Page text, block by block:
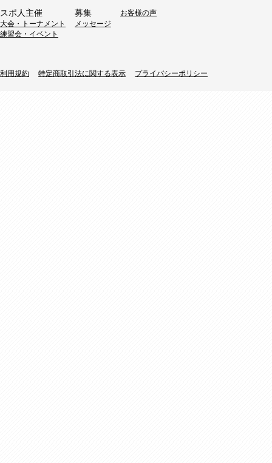
スポ人主催
大会・トーナメント
練習会・イベント
募集
メッセージ
お客様の声
利用規約 特定商取引法に関する表示 プライバシーポリシー